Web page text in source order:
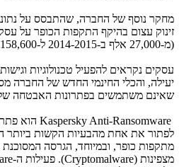
מחקר נוסף של החברה, שהתבסס על
זינוק עצום בהיקף התקפות הכופר על
(מ-27,000 אלף ב-2014-2015 ל-158,600 ב-
עסקים נקראים להפעיל טכנולוגיות
יעילה, והכלי החינמי החדש של החברה
שאינם משתמשים בפתרונות האבטחה
Kaspersky Anti-Ransomware הוא
לפתור את אחת מהבעיות הקשות ביותר
מתקפות כופר, ובמיוחד, הגרסה
מצפינות (Cryptomalware). פעילות ה-